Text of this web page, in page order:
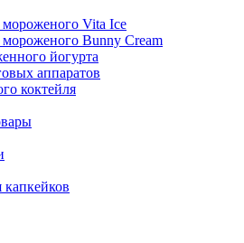
Vita Ice
Bunny Cream
йогурта
аппаратов
коктейля